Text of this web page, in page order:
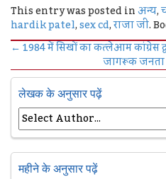
This entry was posted inअन्य,
hardik patel,sex cd,राजा जी.
←1984 में सिखों का कत्लेआम कांग्रेस
जागरूक जनता
लेखक के अनुसार पढ़ें
महीने के अनुसार पढ़ें